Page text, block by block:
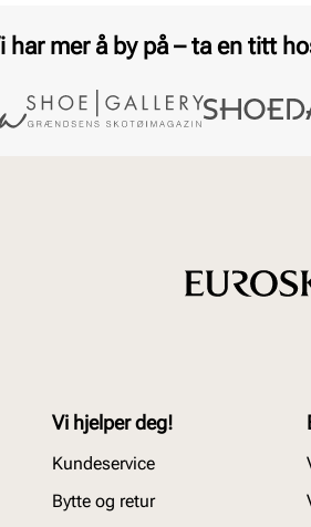
har mer å by på – ta en titt
Vi hjelper deg!
Kundeservice
Bytte og retur